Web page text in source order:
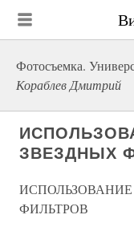
Фотосъемка.
Кораблев Дмитрий
ЗВЕЗДНЫХ
ФИЛЬТРОВ